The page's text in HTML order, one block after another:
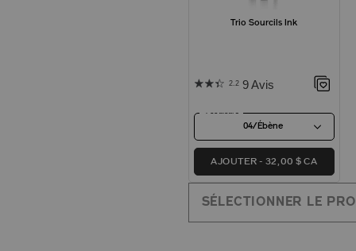
Trio Sourcils Ink
2.2 9 Avis
04/Ébène
AJOUTER 32,00 $ CA
SÉLECTIONNER LE